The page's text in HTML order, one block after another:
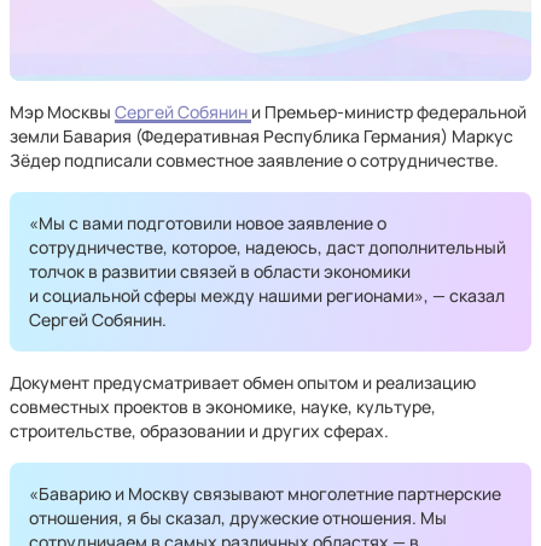
Мэр Москвы Сергей Собянин и Премьер-министр федеральной
земли Бавария (Федеративная Республика Германия) Маркус
Зёдер подписали совместное заявление о сотрудничестве.
«Мы с вами подготовили новое заявление о
сотрудничестве, которое, надеюсь, даст дополнительный
толчок в развитии связей в области экономики
и социальной сферы между нашими регионами», — сказал
Сергей Собянин.
Документ предусматривает обмен опытом и реализацию
совместных проектов в экономике, науке, культуре,
строительстве, образовании и других сферах.
«Баварию и Москву связывают многолетние партнерские
отношения, я бы сказал, дружеские отношения. Мы